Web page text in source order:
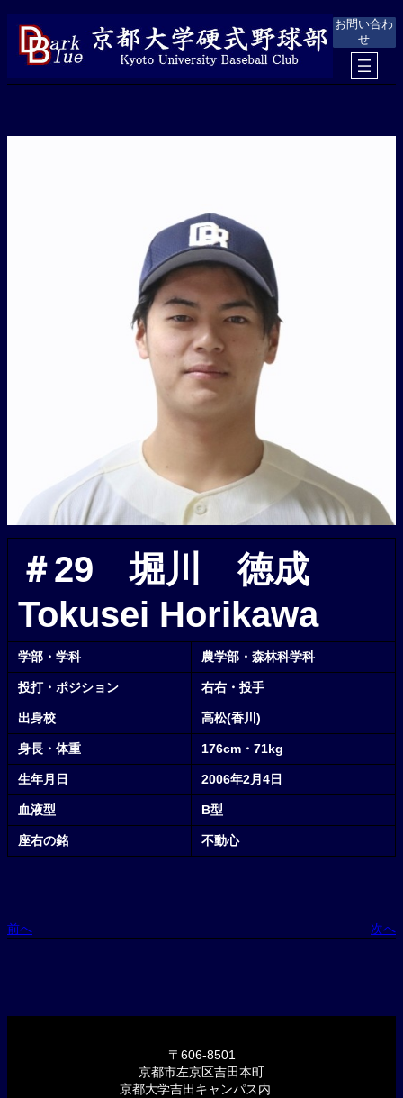
キ
お問い合わ
せ
＃29 堀川 徳成
Tokusei Horikawa
学部・学科 農学部・森林科学科
投打・ポジション 右右・投手
出身校 高松(香川)
身長・体重 176cm・71kg
生年月日 2006年2月4日
血液型 B型
座右の銘 不動心
前へ 次へ
〒606-8501
京都市左京区吉田本町
京都大学吉田キャンパス内